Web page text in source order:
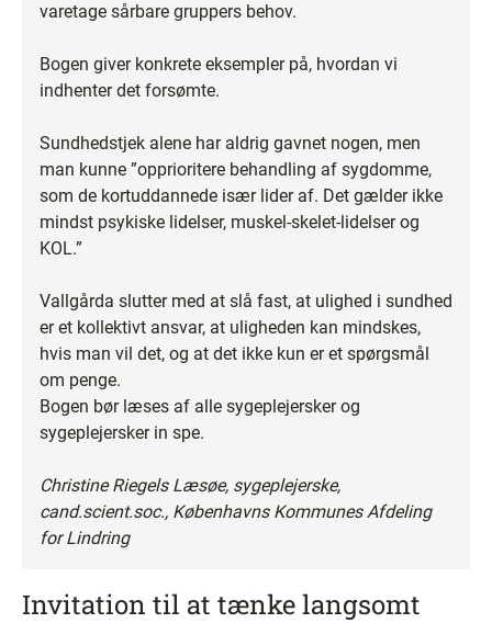
varetage sårbare gruppers behov.
Bogen giver konkrete eksempler på, hvordan vi
indhenter det forsømte.
Sundhedstjek alene har aldrig gavnet nogen, men
man kunne ”opprioritere behandling af sygdomme,
som de kortuddannede især lider af. Det gælder ikke
mindst psykiske lidelser, muskel-skelet-lidelser og
KOL.”
Vallgårda slutter med at slå fast, at ulighed i sundhed
er et kollektivt ansvar, at uligheden kan mindskes,
hvis man vil det, og at det ikke kun er et spørgsmål
om penge.
Bogen bør læses af alle sygeplejersker og
sygeplejersker in spe.
Christine Riegels Læsøe, sygeplejerske,
cand.scient.soc., Københavns Kommunes Afdeling
for Lindring
Invitation til at tænke langsomt